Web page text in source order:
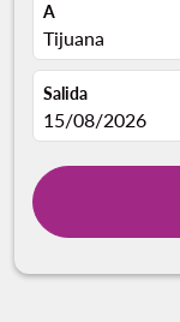
A
Tijuana
Salida
fc-booking-
15/08/2026